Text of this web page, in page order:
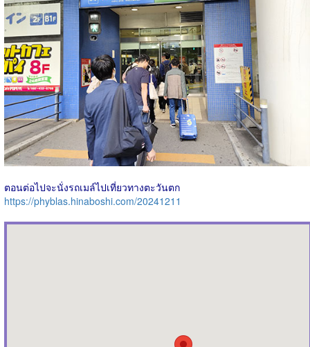
ตอนต่อไปจะนั่งรถเมล์ไปเที่ยวทางตะวันตก
https://phyblas.hinaboshi.com/20241211